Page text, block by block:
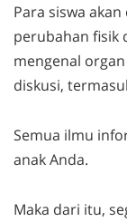
Para siswa
perubahan fisik
mengenal
diskusi,
Semua ilmu
anak Anda.
Maka dari itu,